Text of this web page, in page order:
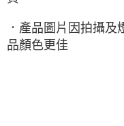
．產品圖片因拍攝
品顏色更佳